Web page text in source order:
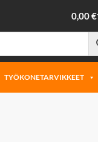
0,00€
TYÖKONETARVIKKEET